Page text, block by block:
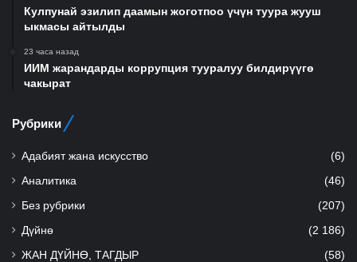
Кулпунай эзилип даамын жоготпоо үчүн туура жууш
ыкмасы айтылды
23 часа назад
ИИМ жарандарды коррупция тууралуу билдирүүгө
чакырат
Рубрики
Адабият жана искусство (6)
Аналитика (46)
Без рубрики (207)
Дүйнө (2 186)
ЖАН ДҮЙНӨ, ТАГДЫР (58)